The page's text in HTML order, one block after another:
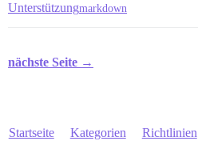
Unterstützungmarkdown
nächste Seite →
Startseite Kategorien Richtlinien